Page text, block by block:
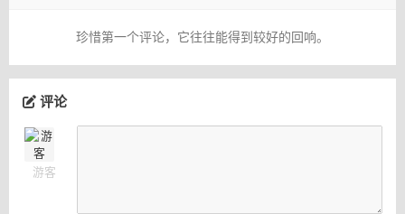
珍惜第一个评论，它往往能得到较好的回响。
评论
游客